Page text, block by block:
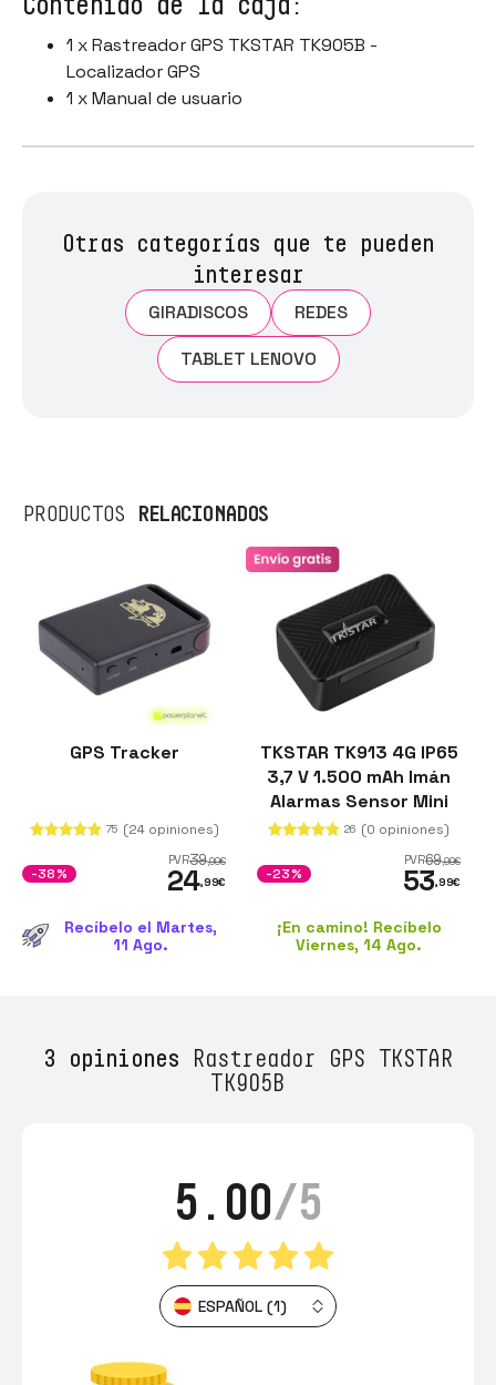
1 x Rastreador GPS TKSTAR TK905B -
Localizador GPS
1 x Manual de usuario
Otras categorías que te pueden
interesar
GIRADISCOS
REDES
TABLET LENOVO
PRODUCTOS RELACIONADOS
GPS Tracker
75 (24 opiniones)
PVR39,99€
24,99€
-38%
Recíbelo el Martes,
11 Ago.
TKSTAR TK913 4G IP65
3,7 V 1.500 mAh Imán
Alarmas Sensor Mini
Negro - Rastreador
26 (0 opiniones)
PVR69,99€
53,99€
-23%
¡En camino! Recíbelo
Viernes, 14 Ago.
3 opiniones Rastreador GPS TKSTAR
TK905B
5.00/5
ESPAÑOL (1)